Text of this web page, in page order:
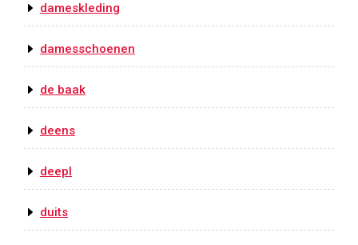
dameskleding
damesschoenen
de baak
deens
deepl
duits